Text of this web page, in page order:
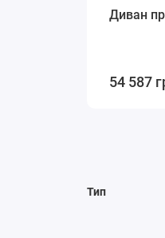
Диван
54 587
Тип